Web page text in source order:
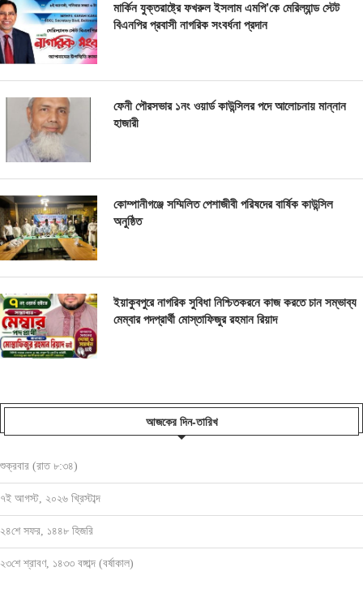
মার্কিন যুক্তরাষ্ট্রে ফখরুল ইসলাম এমপি’কে মেরিল্যান্ড স্টেট
বিএনপির প্রবাসী নাগরিক সংবর্ধনা প্রদান
ফেনী পৌরসভার ১নং ওয়ার্ড কাউন্সিলর পদে আলোচনায় মান্নান
হাজারী
কোম্পানীগঞ্জে সম্মিলিত পেশাজীবী পরিষদের বার্ষিক কাউন্সিল
অনুষ্ঠিত
ইয়াকুবপুরে নাগরিক সুবিধা নিশ্চিতকরনে কাজ করতে চান সম্ভাব্য
মেম্বার পদপ্রার্থী মোস্তাফিজুর রহমান রিয়াদ
আজকের দিন-তারিখ
শুক্রবার (রাত ৮:৩৪)
৭ই আগস্ট, ২০২৬ খ্রিস্টাব্দ
২৪শে সফর, ১৪৪৮ হিজরি
২৩শে শ্রাবণ, ১৪৩৩ বঙ্গাব্দ (বর্ষাকাল)